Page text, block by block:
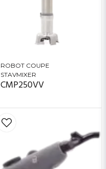
ROBOT COUPE
STAVMIXER
CMP250VV